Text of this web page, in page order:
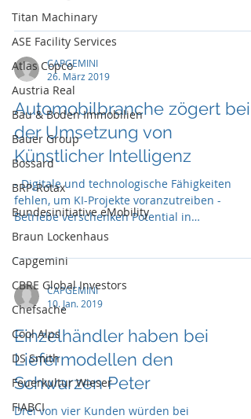
Titan Machinary
ASE Facility Services
Atlas Copco
Austria Real
Bau & Boden Immobilien
Bauer Group
Bossard
BRP-Rotax
Bundesinitiative eMobility
Braun Lockenhaus
Capgemini
CBRE Global Investors
Chefsache
Cool Alps
DS Smith
Feuerkultur Wieser
FIABCI
CAPGEMINI
26. März 2019
Automobilbranche zögert bei
der Umsetzung von
Künstlicher Intelligenz
- Digitale und technologische Fähigkeiten
fehlen, um KI-Projekte voranzutreiben -
Betriebe verschenken Potential in
Milllionenhöhe
CAPGEMINI
10. Jan. 2019
Einzelhändler haben bei
Liefermodellen den
Schwarzen Peter
Drei von vier Kunden würden bei